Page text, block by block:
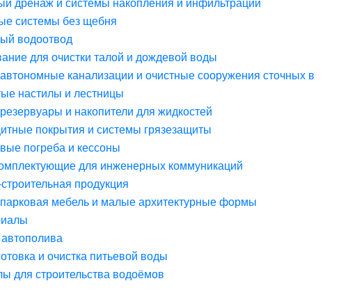
дренаж и системы накопления и инфильтрации
системы без щебня
водоотвод
для очистки талой и дождевой воды
канализации и очистные сооружения сточных в
настилы и лестницы
и накопители для жидкостей
покрытия и системы грязезащиты
погреба и кессоны
для инженерных коммуникаций
продукция
мебель и малые архитектурные формы
и очистка питьевой воды
для строительства водоёмов